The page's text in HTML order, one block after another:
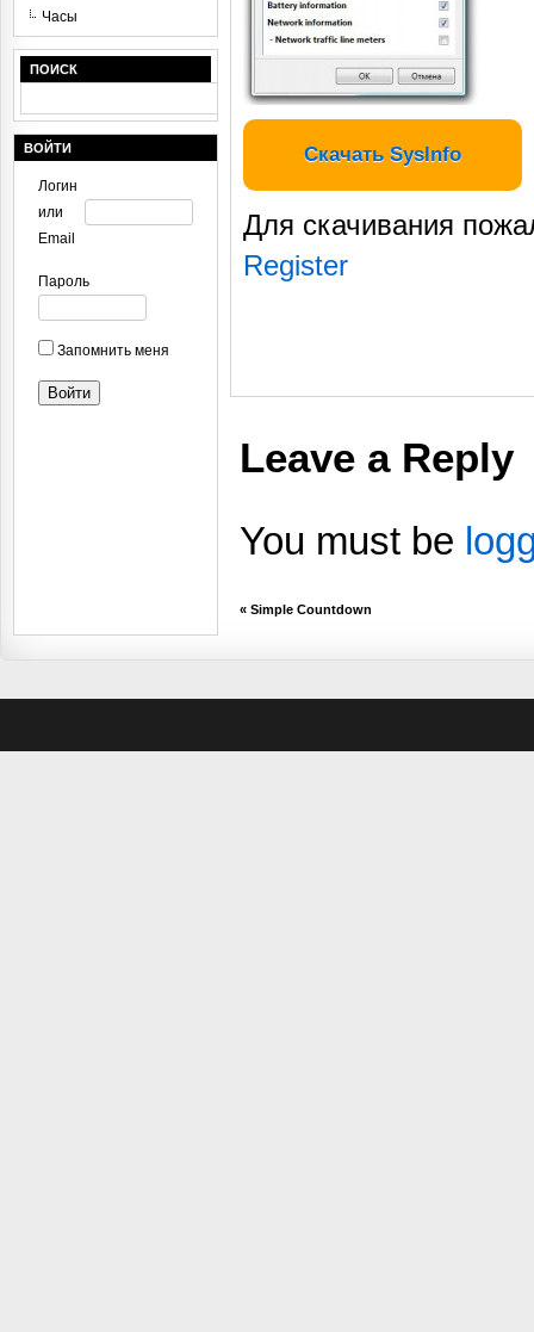
Скачать SysInfo
Для скачивания
Register
Leave a Reply
You must be
«Simple Countdown
Часы
ПОИСК
ВОЙТИ
Логин
или
Email
Пароль
Запомнить меня